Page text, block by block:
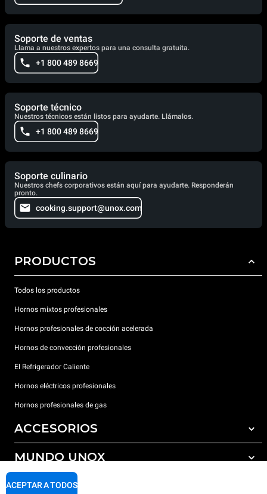
Soporte de ventas
Llama a nuestros expertos para una consulta gratuita.
+1 800 489 8669
Soporte técnico
Nuestros técnicos están listos para ayudarte. Llámalos.
+1 800 489 8669
Soporte culinario
Nuestros chefs corporativos están aquí para ayudarte. Responderán
pronto.
cooking.support@unox.com
PRODUCTOS
Todos los productos
Hornos mixtos profesionales
Hornos profesionales de cocción acelerada
Hornos de convección profesionales
El Refrigerador Caliente
Hornos eléctricos profesionales
Hornos profesionales de gas
ACCESORIOS
Todos los accesorios
Detergentes para lavado automático
MUNDO UNOX
Nuestras sedes en el mundo
SOPORTE
ACEPTAR A TODOS